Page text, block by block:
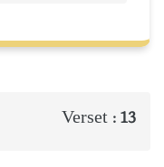
Verset : 13